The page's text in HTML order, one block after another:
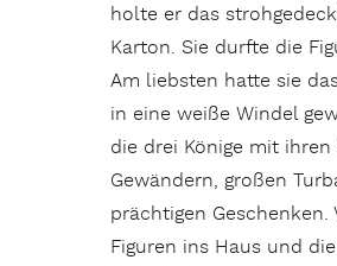
holte er das
Karton. Sie durfte die
Am liebsten hatte sie
in eine weiße Windel
die drei Könige mit
Gewändern, großen
prächtigen
Figuren ins Haus und